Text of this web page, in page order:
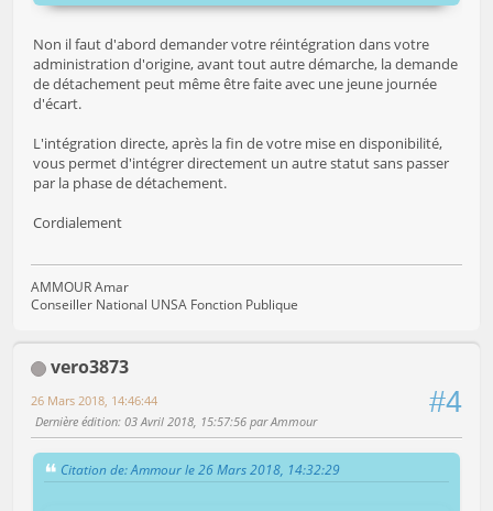
Non il faut d'abord demander votre réintégration dans votre
administration d'origine, avant tout autre démarche, la demande
de détachement peut même être faite avec une jeune journée
d'écart.
L'intégration directe, après la fin de votre mise en disponibilité,
vous permet d'intégrer directement un autre statut sans passer
par la phase de détachement.
Cordialement
AMMOUR Amar
Conseiller National UNSA Fonction Publique
vero3873
#4
26 Mars 2018, 14:46:44
Dernière édition: 03 Avril 2018, 15:57:56 par Ammour
Citation de: Ammour le 26 Mars 2018, 14:32:29